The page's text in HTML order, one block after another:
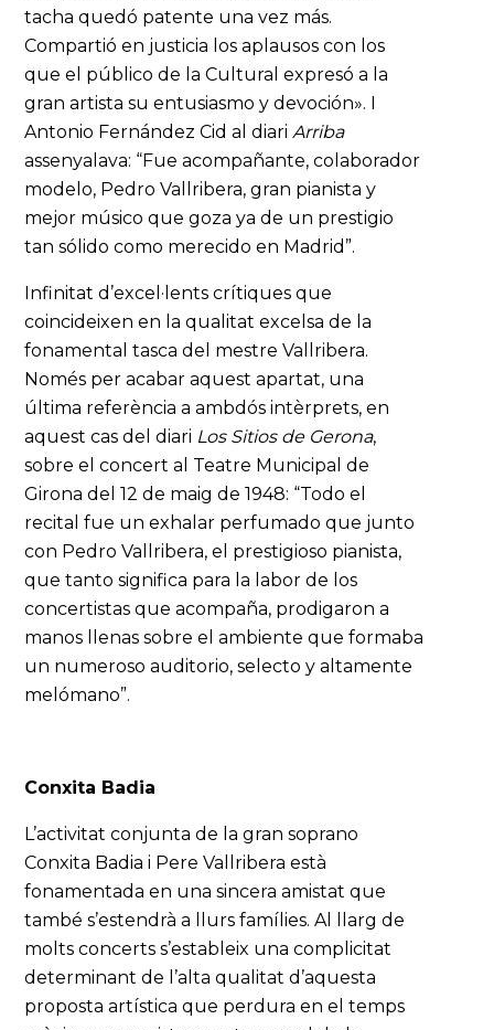
tacha quedó patente una vez más.
Compartió en justicia los aplausos con los
que el público de la Cultural expresó a la
gran artista su entusiasmo y devoción». I
Antonio Fernández Cid al diariArriba
assenyalava: “Fue acompañante, colaborador
modelo, Pedro Vallribera, gran pianista y
mejor músico que goza ya de un prestigio
tan sólido como merecido en Madrid”.
Infinitat d’excel·lents crítiques que
coincideixen en la qualitat excelsa de la
fonamental tasca del mestre Vallribera.
Només per acabar aquest apartat, una
última referència a ambdós intèrprets, en
aquest cas del diari Los Sitios de Gerona,
sobre el concert al Teatre Municipal de
Girona del 12 de maig de 1948: “Todo el
recital fue un exhalar perfumado que junto
con Pedro Vallribera, el prestigioso pianista,
que tanto significa para la labor de los
concertistas que acompaña, prodigaron a
manos llenas sobre el ambiente que formaba
un numeroso auditorio, selecto y altamente
melómano”.
Conxita Badia
L’activitat conjunta de la gran soprano
Conxita Badia i Pere Vallribera està
fonamentada en una sincera amistat que
també s’estendrà a llurs famílies. Al llarg de
molts concerts s’estableix una complicitat
determinant de l’alta qualitat d’aquesta
proposta artística que perdura en el temps